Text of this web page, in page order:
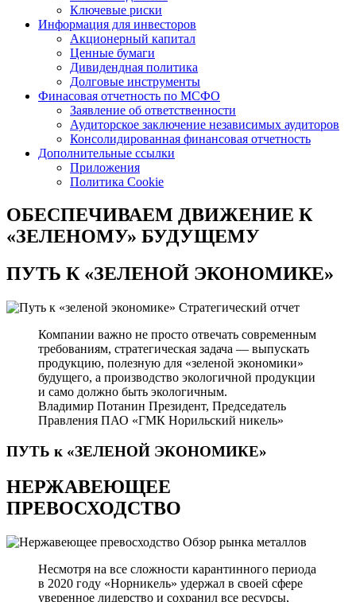
Ключевые риски
Информация для инвесторов
Акционерный капитал
Ценные бумаги
Дивидендная политика
Долговые инструменты
Финасовая отчетность по МСФО
Заявление об ответственности
Аудиторское заключение независимых аудиторов
Консолидированная финансовая отчетность
Дополнительные ссылки
Приложения
Политика Cookie
ОБЕСПЕЧИВАЕМ ДВИЖЕНИЕ К
«ЗЕЛЕНОМУ» БУДУЩЕМУ
ПУТЬ К«ЗЕЛЕНОЙ ЭКОНОМИКЕ»
Стратегический отчет
Компании важно не просто отвечать современным
требованиям, стратегическая задача — выпускать
продукцию, полезную для «зеленой экономики»
будущего, а производство экологичной продукции
и само должно быть экологичным.
Владимир Потанин Президент, Председатель
Правления ПАО «ГМК Норильский никель»
ПУТЬ к «ЗЕЛЕНОЙ ЭКОНОМИКЕ»
НЕРЖАВЕЮЩЕЕ
ПРЕВОСХОДСТВО
Обзор рынка металлов
Несмотря на все сложности карантинного периода
в 2020 году «Норникель» удержал в своей сфере
уверенное лидерство и сохранил все ресурсы,